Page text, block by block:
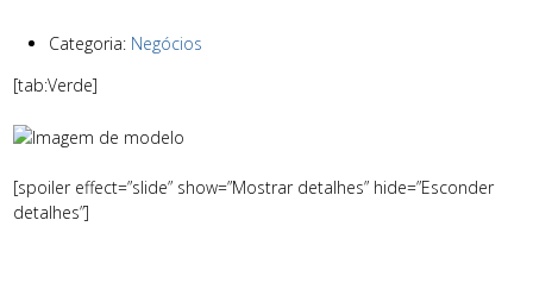
Categoria: Negócios
[tab:Verde]
[spoiler effect=”slide” show=”Mostrar detalhes” hide=”Esconder
detalhes”]